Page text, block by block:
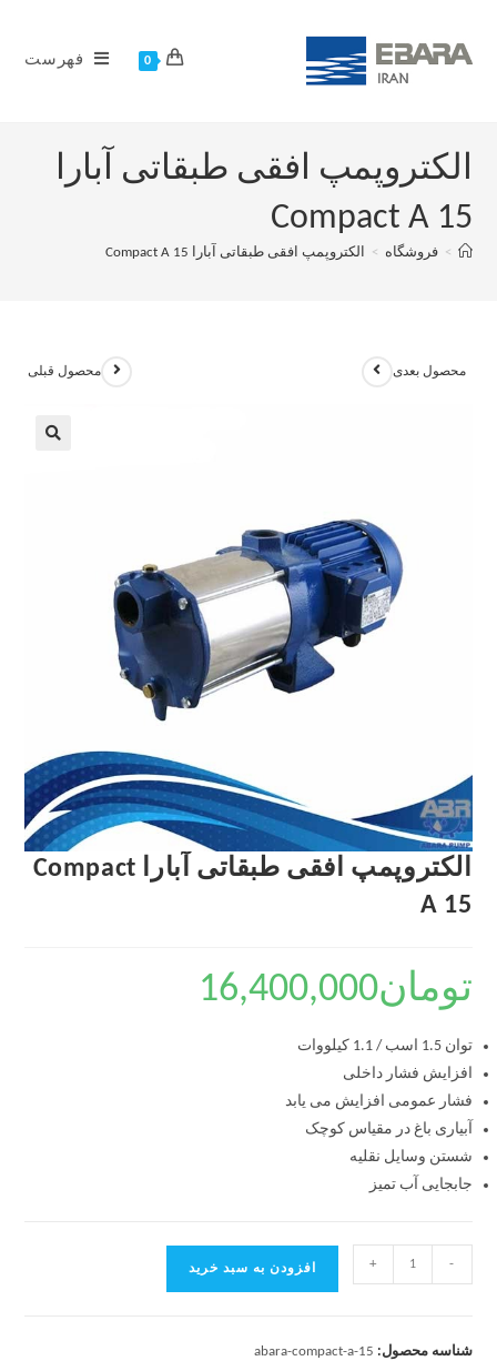
0 فهرست
الکتروپمپ افقی طبقاتی آبارا
Compact A 15
> فروشگاه > الکتروپمپ افقی طبقاتی آبارا Compact A 15
محصول قبلی محصول بعدی
الکتروپمپ افقی طبقاتی آبارا Compact
A 15
تومان16,400,000
توان 1.5 اسب / 1.1 کیلووات
افزایش فشار داخلی
فشار عمومی افزایش می یابد
آبیاری باغ در مقیاس کوچک
شستن وسایل نقلیه
جابجایی آب تمیز
-
+ افزودن به سبد خرید
شناسه محصول: abara-compact-a-15